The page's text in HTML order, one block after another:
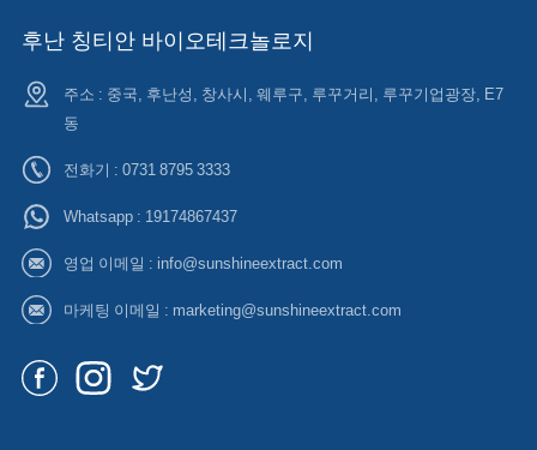
후난 칭티안 바이오테크놀로지
주소 : 중국, 후난성, 창사시, 웨루구, 루꾸거리, 루꾸기업광장, E7
동
전화기 : 0731 8795 3333
Whatsapp : 19174867437
영업 이메일 : info@sunshineextract.com
마케팅 이메일 : marketing@sunshineextract.com